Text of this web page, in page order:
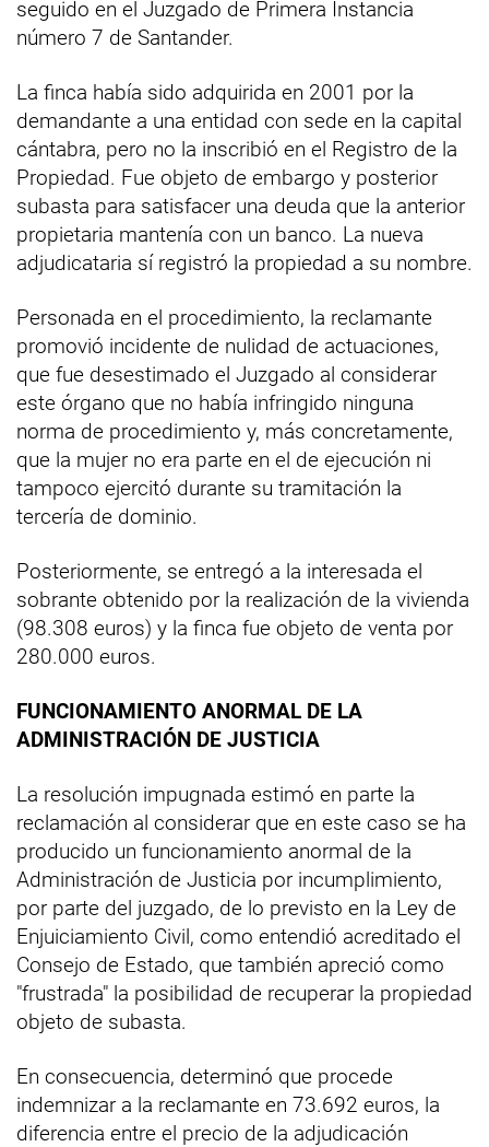
seguido en el Juzgado de Primera Instancia
número 7 de Santander.
La finca había sido adquirida en 2001 por la
demandante a una entidad con sede en la capital
cántabra, pero no la inscribió en el Registro de la
Propiedad. Fue objeto de embargo y posterior
subasta para satisfacer una deuda que la anterior
propietaria mantenía con un banco. La nueva
adjudicataria sí registró la propiedad a su nombre.
Personada en el procedimiento, la reclamante
promovió incidente de nulidad de actuaciones,
que fue desestimado el Juzgado al considerar
este órgano que no había infringido ninguna
norma de procedimiento y, más concretamente,
que la mujer no era parte en el de ejecución ni
tampoco ejercitó durante su tramitación la
tercería de dominio.
Posteriormente, se entregó a la interesada el
sobrante obtenido por la realización de la vivienda
(98.308 euros) y la finca fue objeto de venta por
280.000 euros.
FUNCIONAMIENTO ANORMAL DE LA
ADMINISTRACIÓN DE JUSTICIA
La resolución impugnada estimó en parte la
reclamación al considerar que en este caso se ha
producido un funcionamiento anormal de la
Administración de Justicia por incumplimiento,
por parte del juzgado, de lo previsto en la Ley de
Enjuiciamiento Civil, como entendió acreditado el
Consejo de Estado, que también apreció como
"frustrada" la posibilidad de recuperar la propiedad
objeto de subasta.
En consecuencia, determinó que procede
indemnizar a la reclamante en 73.692 euros, la
diferencia entre el precio de la adjudicación